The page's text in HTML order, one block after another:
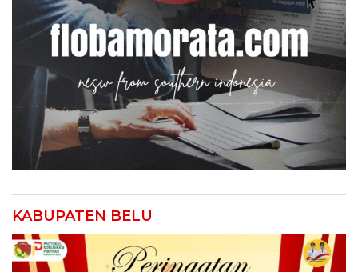
KABUPATEN BELU